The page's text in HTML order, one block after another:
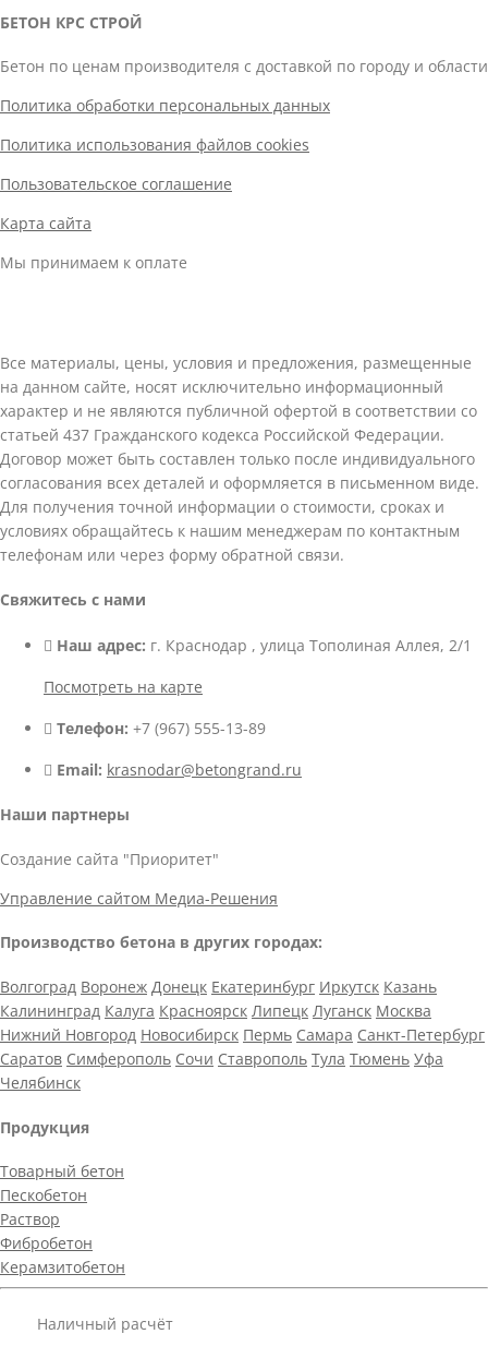
БЕТОН КРС СТРОЙ
Бетон по ценам производителя с доставкой по городу и области
Политика обработки персональных данных
Политика использования файлов cookies
Пользовательское соглашение
Карта сайта
Мы принимаем к оплате
Все материалы, цены, условия и предложения, размещенные
на данном сайте, носят исключительно информационный
характер и не являются публичной офертой в соответствии со
статьей 437 Гражданского кодекса Российской Федерации.
Договор может быть составлен только после индивидуального
согласования всех деталей и оформляется в письменном виде.
Для получения точной информации о стоимости, сроках и
условиях обращайтесь к нашим менеджерам по контактным
телефонам или через форму обратной связи.
Свяжитесь с нами
Наш адрес: г. Краснодар , улица Тополиная Аллея, 2/1
Посмотреть на карте
Телефон: +7 (967) 555-13-89
Email: krasnodar@betongrand.ru
Наши партнеры
Создание сайта "Приоритет"
Управление сайтом Медиа-Решения
Производство бетона в других городах:
Волгоград Воронеж Донецк Екатеринбург Иркутск Казань
Калининград Калуга Красноярск Липецк Луганск Москва
Нижний Новгород Новосибирск Пермь Самара Санкт-Петербург
Саратов Симферополь Сочи Ставрополь Тула Тюмень Уфа
Челябинск
Продукция
Товарный бетон
Пескобетон
Раствор
Фибробетон
Керамзитобетон
Наличный расчёт